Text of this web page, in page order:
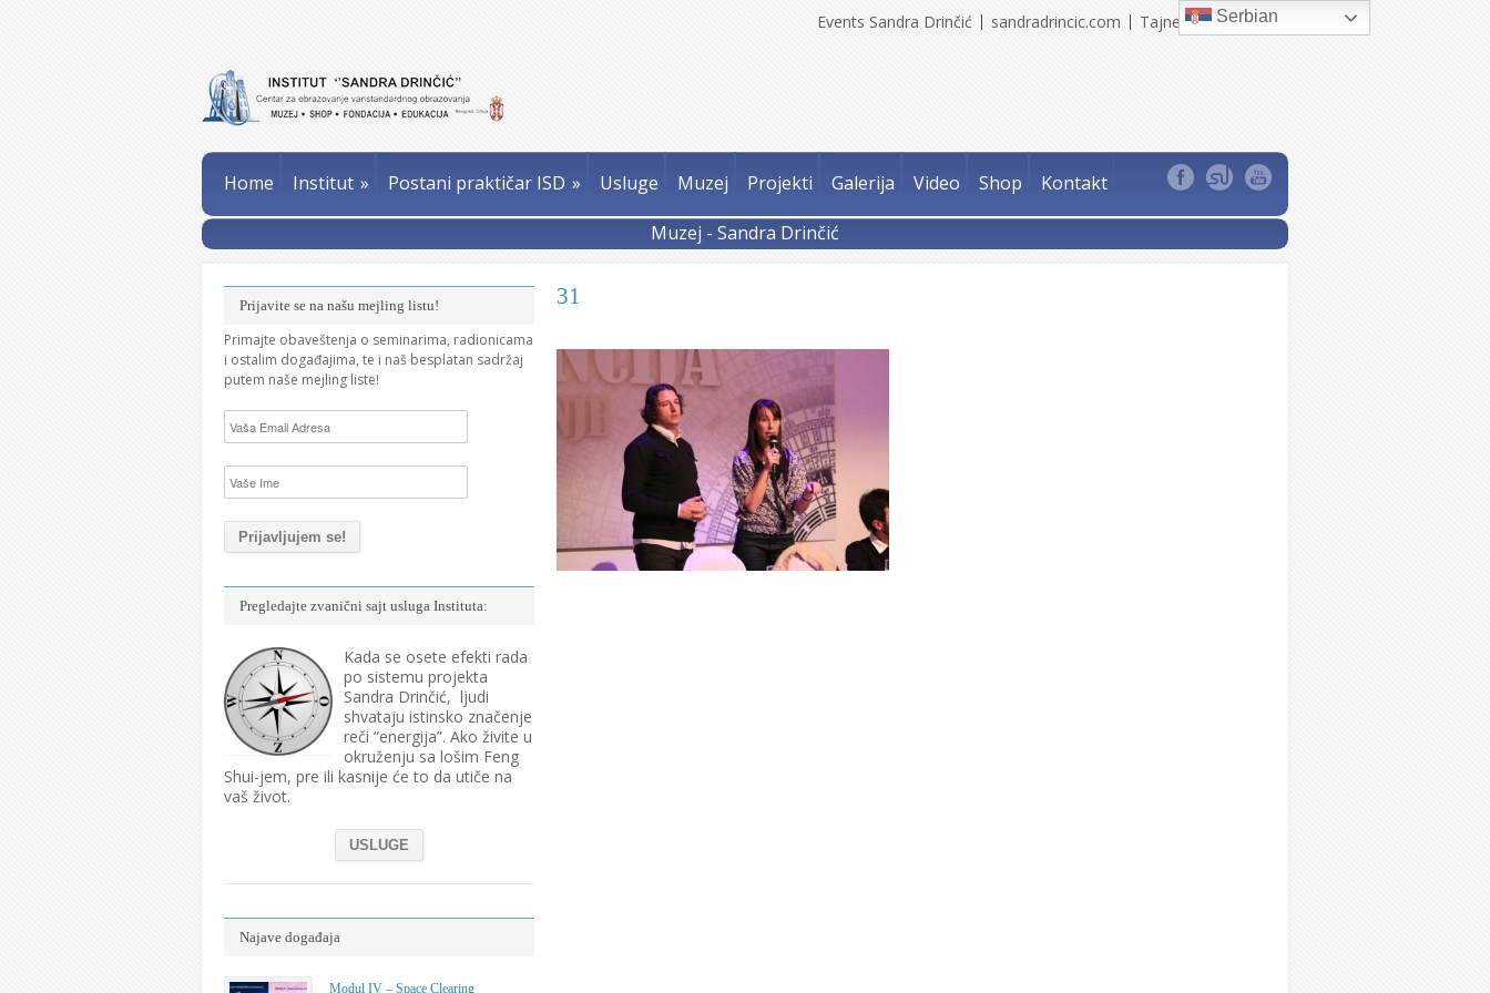
Events Sandra Drinčić sandradrincic.com Tajne Sandra Drinčić
Home Institut » Postani praktičar ISD » Usluge Muzej Projekti Galerija Video Shop Kontakt
Muzej - Sandra Drinčić
31
Prijavite se na našu mejling listu!
Primajte obaveštenja o seminarima, radionicama
i ostalim događajima, te i naš besplatan sadržaj
putem naše mejling liste!
Pregledajte zvanični sajt usluga Instituta:
Kada se osete efekti rada
po sistemu projekta
Sandra Drinčić, ljudi
shvataju istinsko značenje
reči “energija”. Ako živite u
okruženju sa lošim Feng
Shui-jem, pre ili kasnije će to da utiče na
vaš život.
USLUGE
Najave događaja
Modul IV – Space Clearing
Serbian